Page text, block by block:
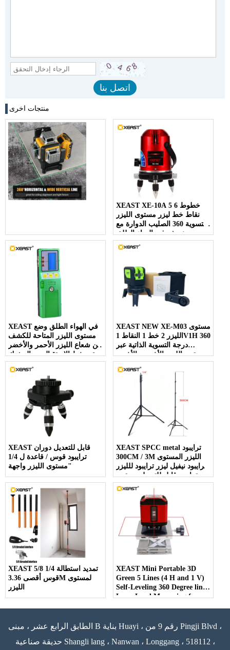
منتجات اخرى
XEAST XE-10A 5 خطوط 6
نقاط خط ليزر مستوى الليزر
التسوية 360 الصليب الدوارة مع
نموذج في الهواء الطلق
XEAST في الهواء الطلق وضع
مستوى الليزر المتاحة للكشف
عن شعاع الليزر الأحمر والأخضر
عبر خط الاستقبال مع المشبك
XEAST NEW XE-M03 مستوى
الليزر 2 خط 1 النقاط 1V1H 360
درجة التسوية الذاتية عبر
مستوى الليزر الأخضر والأخضر
الرأسي الأفقي
XEAST قابل للتعديل دوران
ترايبود قوس / قاعدة ل 1/4
"مستوى الليزر واجهة
XEAST SPCC metal ترايبود
300CM / 3M الليزر المستوى
ترايبود نيفيل ليزر ترايبود للليزر
ترايبود قابل للتعديل مستوى
XEAST 5/8 1/4 تمديد استطالة
قوس أقصى 3.36M لمستوى
الليزر
XEAST Mini Portable 3D
Green 5 Lines (4 H and 1 V)
Self-Leveling 360 Degree line
Laser Level Measuring for
الطابق الرابع عشر ، مبنى B بناية Huayi ، رقم 9 من Pingji Blvd ،
حديقة صناعية Shangli lang ، Nanwan ، Longgang ، 518112 ،